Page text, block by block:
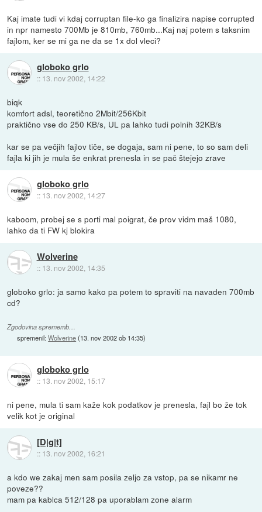
Kaj imate tudi vi kdaj corruptan file-ko ga finalizira napise corrupted
in npr namesto 700Mb je 810mb, 760mb...Kaj naj potem s taksnim
fajlom, ker se mi ga ne da se 1x dol vleci?
globoko grlo
:: 13. nov 2002, 14:22
biqk
komfort adsl, teoretično 2Mbit/256Kbit
praktično vse do 250 KB/s, UL pa lahko tudi polnih 32KB/s
kar se pa večjih fajlov tiče, se dogaja, sam ni pene, to so sam deli
fajla ki jih je mula še enkrat prenesla in se pač štejejo zrave
globoko grlo
:: 13. nov 2002, 14:27
kaboom, probej se s porti mal poigrat, če prov vidm maš 1080,
lahko da ti FW kj blokira
Wolverine
:: 13. nov 2002, 14:35
globoko grlo: ja samo kako pa potem to spraviti na navaden 700mb
cd?
Zgodovina sprememb…
spremenil:Wolverine(13. nov 2002 ob 14:35)
globoko grlo
:: 13. nov 2002, 15:17
ni pene, mula ti sam kaže kok podatkov je prenesla, fajl bo že tok
velik kot je original
[D|g|t]
:: 13. nov 2002, 16:21
a kdo we zakaj men sam posila zeljo za vstop, pa se nikamr ne
poveze??
mam pa kablca 512/128 pa uporablam zone alarm